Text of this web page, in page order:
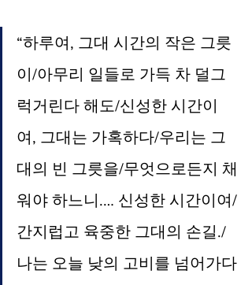
“하루여, 그대 시간의 작은 그릇
이/아무리 일들로 가득 차 덜그
럭거린다 해도/신성한 시간이
여, 그대는 가혹하다/우리는 그
대의 빈 그릇을/무엇으로든지 채
워야 하느니.… 신성한 시간이여/
간지럽고 육중한 그대의 손길./
나는 오늘 낮의 고비를 넘어가다